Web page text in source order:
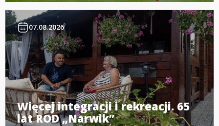
07.08.2026
Więcej integracji i rekreacji. 65
lat ROD „Narwik”